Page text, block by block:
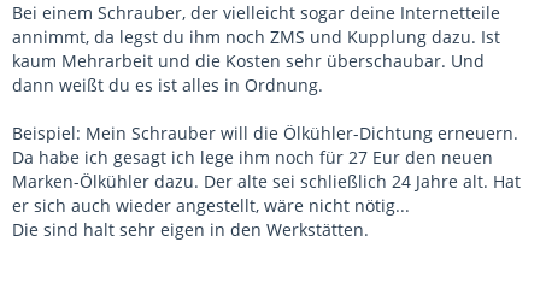
Bei einem Schrauber, der vielleicht sogar deine Internetteile
annimmt, da legst du ihm noch ZMS und Kupplung dazu. Ist
kaum Mehrarbeit und die Kosten sehr überschaubar. Und
dann weißt du es ist alles in Ordnung.
Beispiel: Mein Schrauber will die Ölkühler-Dichtung erneuern.
Da habe ich gesagt ich lege ihm noch für 27 Eur den neuen
Marken-Ölkühler dazu. Der alte sei schließlich 24 Jahre alt. Hat
er sich auch wieder angestellt, wäre nicht nötig...
Die sind halt sehr eigen in den Werkstätten.